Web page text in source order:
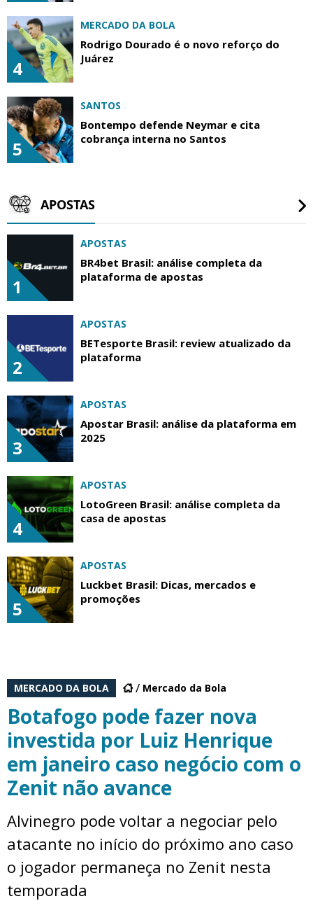
4
MERCADO DA BOLA
Rodrigo Dourado é o novo reforço do
Juárez
5
SANTOS
Bontempo defende Neymar e cita
cobrança interna no Santos
APOSTAS
1
APOSTAS
BR4bet Brasil: análise completa da
plataforma de apostas
2
APOSTAS
BETesporte Brasil: review atualizado da
plataforma
3
APOSTAS
Apostar Brasil: análise da plataforma em
2025
4
APOSTAS
LotoGreen Brasil: análise completa da
casa de apostas
5
APOSTAS
Luckbet Brasil: Dicas, mercados e
promoções
MERCADO DA BOLA Mercado da Bola
Botafogo pode fazer nova
investida por Luiz Henrique
em janeiro caso negócio com o
Zenit não avance
Alvinegro pode voltar a negociar pelo
atacante no início do próximo ano caso
o jogador permaneça no Zenit nesta
temporada